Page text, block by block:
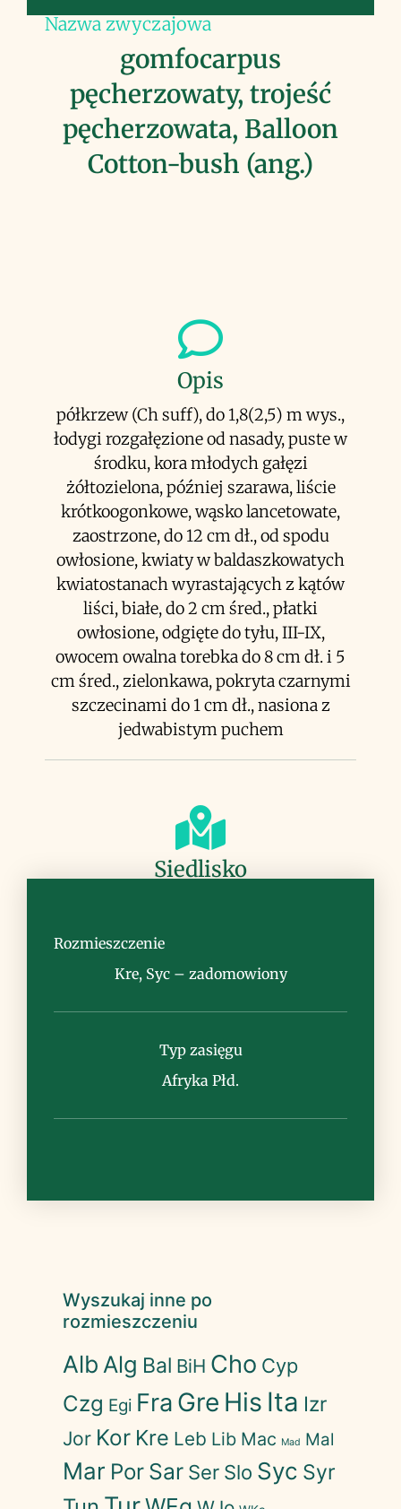
Nazwa zwyczajowa
gomfocarpus
pęcherzowaty, trojeść
pęcherzowata, Balloon
Cotton-bush (ang.)
Opis
półkrzew (Ch suff), do 1,8(2,5) m wys.,
łodygi rozgałęzione od nasady, puste w
środku, kora młodych gałęzi
żółtozielona, później szarawa, liście
krótkoogonkowe, wąsko lancetowate,
zaostrzone, do 12 cm dł., od spodu
owłosione, kwiaty w baldaszkowatych
kwiatostanach wyrastających z kątów
liści, białe, do 2 cm śred., płatki
owłosione, odgięte do tyłu, III-IX,
owocem owalna torebka do 8 cm dł. i 5
cm śred., zielonkawa, pokryta czarnymi
szczecinami do 1 cm dł., nasiona z
jedwabistym puchem
Siedlisko
Uwagi
roślina z trującym sokiem mlecznym
Rozmieszczenie
Kre, Syc – zadomowiony
Typ zasięgu
Afryka Płd.
Wyszukaj inne po
rozmieszczeniu
Alb Alg Bal BiH Cho Cyp
Czg Egi Fra Gre His Ita Izr
Jor Kor Kre Leb Lib Mac Mad Mal
Mar Por Sar Ser Slo Syc Syr